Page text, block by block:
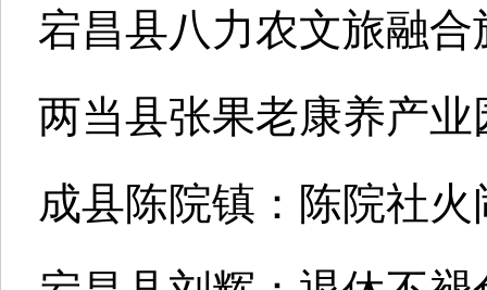
宕昌县八力农文旅融
两当县张果老康养产业
成县陈院镇：陈院社